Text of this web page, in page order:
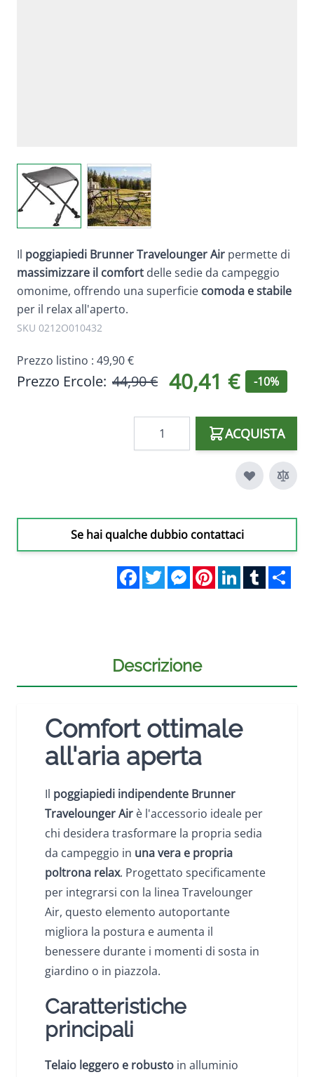
View larger imageView larger image
Il poggiapiedi Brunner Travelounger Air permette di
massimizzare il comfort delle sedie da campeggio
omonime, offrendo una superficie comoda e stabile
per il relax all'aperto.
SKU 0212O010432
Prezzo listino : 49,90 €
Prezzo Ercole: 44,90 € 40,41 € -10%
ACQUISTA
Se hai qualche dubbio contattaci
FacebookTwitterMessengerPinterestLinkedInTumblr
Descrizione
Comfort ottimale
all'aria aperta
Il poggiapiedi indipendente Brunner
Travelounger Air è l'accessorio ideale per
chi desidera trasformare la propria sedia
da campeggio in una vera e propria
poltrona relax. Progettato specificamente
per integrarsi con la linea Travelounger
Air, questo elemento autoportante
migliora la postura e aumenta il
benessere durante i momenti di sosta in
giardino o in piazzola.
Caratteristiche
principali
Telaio leggero e robusto in alluminio